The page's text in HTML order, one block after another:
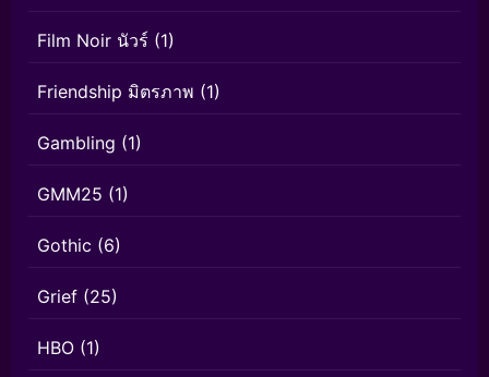
Film Noir นัวร์ (1)
Friendship มิตรภาพ (1)
Gambling (1)
GMM25 (1)
Gothic (6)
Grief (25)
HBO (1)